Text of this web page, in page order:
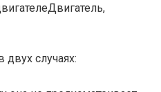
Двигатель,
случаях: